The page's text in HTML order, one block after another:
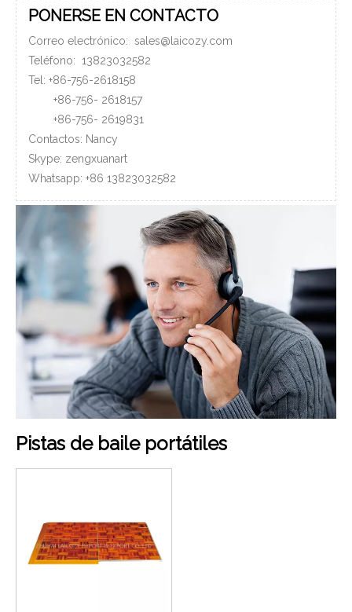
PONERSE EN CONTACTO
Correo electrónico: sales@laicozy.com
Teléfono: 13823032582
Tel: +86-756-2618158
+86-756- 2618157
+86-756- 2619831
Contactos: Nancy
Skype: zengxuanart
Whatsapp: +86 13823032582
Pistas de baile portátiles